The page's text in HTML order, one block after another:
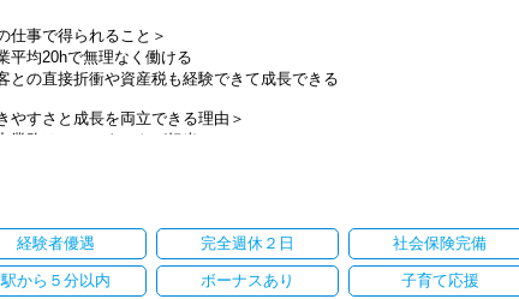
に気軽な面談を実施
内容やキャリアを相談可
くばらんに質問OK
時期は柔軟に対応
仕事で得られること＞
平均20hで無理なく働ける
との直接折衝や資産税も経験できて成長できる
やすさと成長を両立できる理由＞
業務はアシスタントが担当
と直接折衝する機会が豊富
値が自然と積み上がる環境
やすい環境＞
経験者優遇 完全週休２日 社会保険完備
駅から５分以内 ボーナスあり 子育て応援